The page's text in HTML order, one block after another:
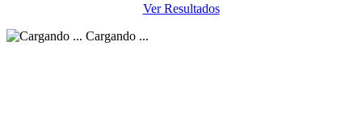
Ver Resultados
Cargando ...